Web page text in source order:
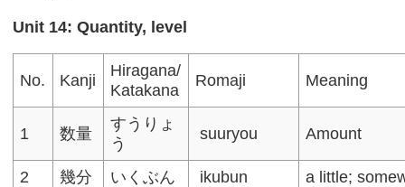
Unit 14: Quantity, level
No. Kanji
Hiragana/
Katakana
Romaji Meaning
1 数量
すうりょ
う
suuryou Amount
2 幾分 いくぶん ikubun
a little;